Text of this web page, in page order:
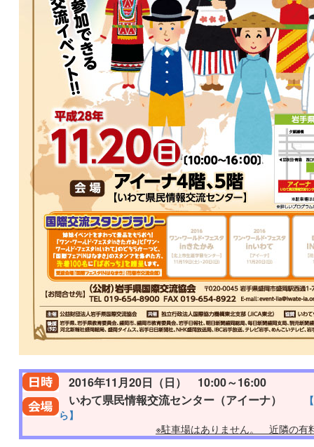
2016年11月20日（日） 10:00～16:00
いわて県民情報交流センター（アイーナ）
ら】
※駐車場はありません。 近隣の有